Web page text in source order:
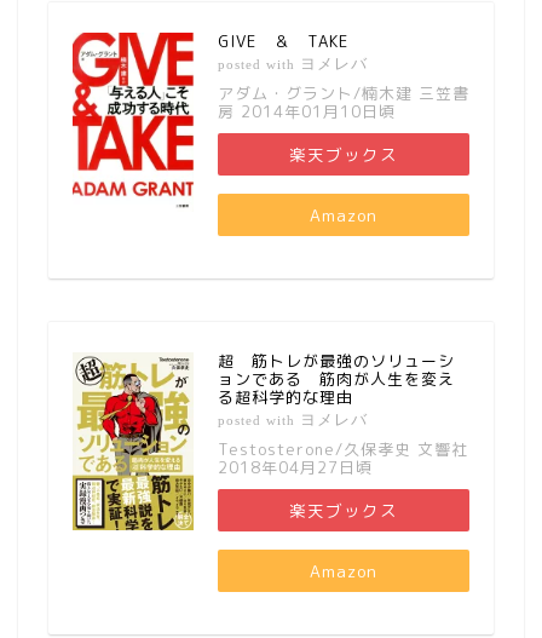
GIVE ＆ TAKE
posted with ヨメレバ
アダム・グラント/楠木建 三笠書
房 2014年01月10日頃
楽天ブックス
Amazon
超 筋トレが最強のソリューシ
ョンである 筋肉が人生を変え
る超科学的な理由
posted with ヨメレバ
Testosterone/久保孝史 文響社
2018年04月27日頃
楽天ブックス
Amazon